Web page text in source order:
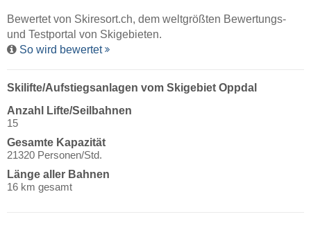
Bewertet von Skiresort.ch, dem weltgrößten Bewertungs-
und Testportal von Skigebieten.
So wird bewertet
Skilifte/Aufstiegsanlagen vom Skigebiet Oppdal
Anzahl Lifte/Seilbahnen
15
Gesamte Kapazität
21320 Personen/Std.
Länge aller Bahnen
16 km gesamt